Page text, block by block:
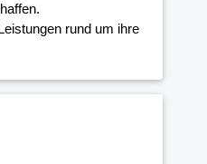
rund um ihre